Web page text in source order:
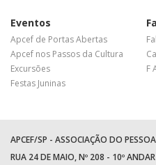
Eventos
Apcef de Portas Abertas
Apcef nos Passos da Cultura
Excursões
Festas Juninas
F
APCEF/SP - ASSOCIAÇÃO DO
RUA 24 DE MAIO, Nº 208 - 10º ANDAR